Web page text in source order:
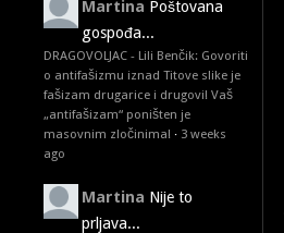
Martina Poštovana
gospođa...
DRAGOVOLJAC - Lili Benčik: Govoriti
o antifašizmu iznad Titove slike je
fašizam drugarice i drugovi! Vaš
„antifašizam“ poništen je
masovnim zločinima! · 3 weeks
ago
Martina Nije to
prljava...